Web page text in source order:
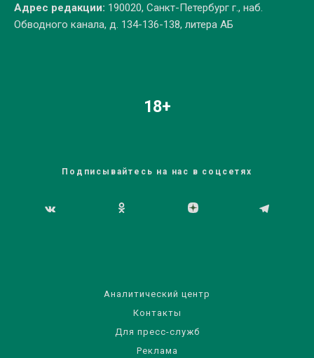
Адрес редакции: 190020, Санкт-Петербург г., наб.
Обводного канала, д. 134-136-138, литера АБ
18+
Подписывайтесь на нас в соцсетях
Аналитический центр
Контакты
Для пресс-служб
Реклама